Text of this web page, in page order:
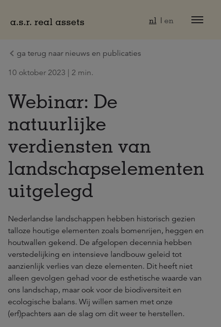
nl en
ga terug naar nieuws en publicaties
10 oktober 2023 | 2 min.
Webinar: De
natuurlijke
verdiensten van
landschapselementen
uitgelegd
Nederlandse landschappen hebben historisch gezien
talloze houtige elementen zoals bomenrijen, heggen en
houtwallen gekend. De afgelopen decennia hebben
verstedelijking en intensieve landbouw geleid tot
aanzienlijk verlies van deze elementen. Dit heeft niet
alleen gevolgen gehad voor de esthetische waarde van
ons landschap, maar ook voor de biodiversiteit en
ecologische balans. Wij willen samen met onze
(erf)pachters aan de slag om dit weer te herstellen.